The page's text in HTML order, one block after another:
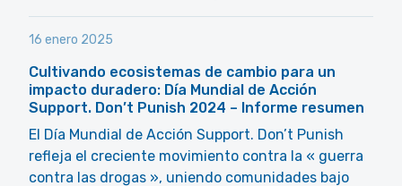
16 enero 2025
Cultivando ecosistemas de cambio para un
impacto duradero: Día Mundial de Acción
Support. Don’t Punish 2024 – Informe resumen
El Día Mundial de Acción Support. Don’t Punish
refleja el creciente movimiento contra la « guerra
contra las drogas », uniendo comunidades bajo